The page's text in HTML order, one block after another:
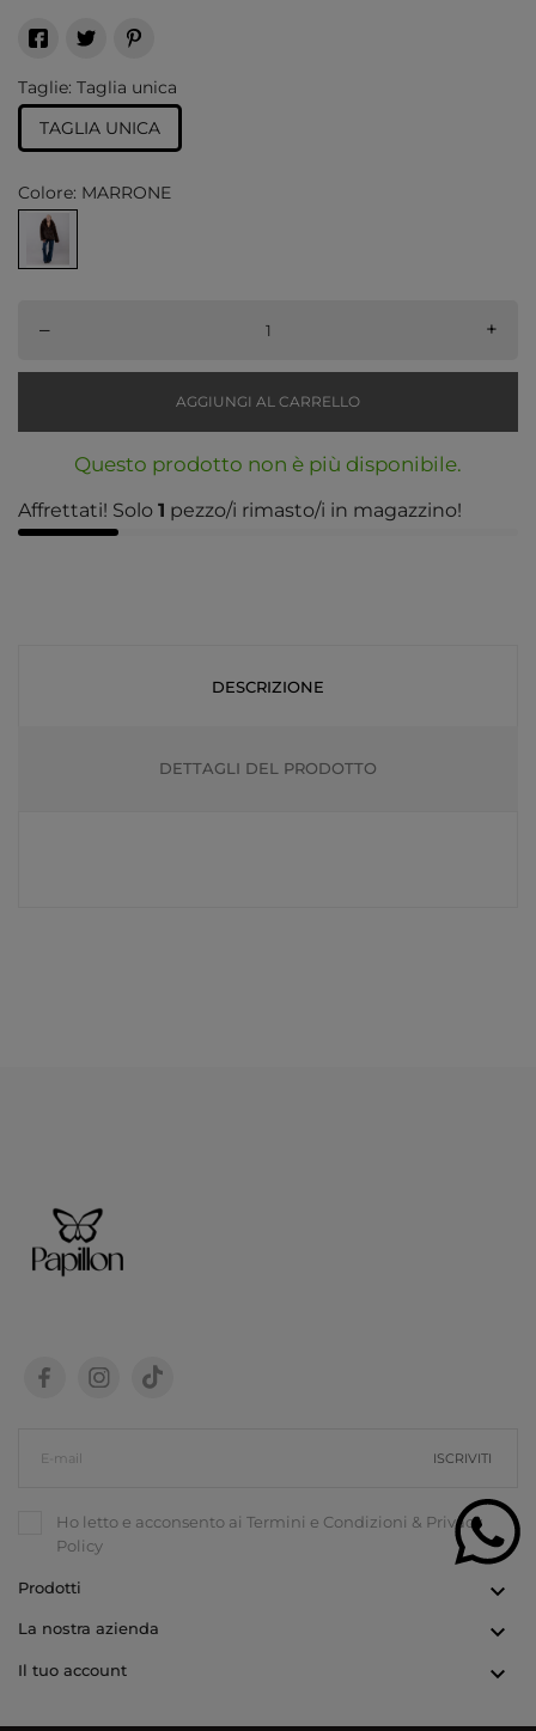
Taglie: Taglia unica
TAGLIA UNICA
Colore: MARRONE
– +
AGGIUNGI AL CARRELLO
Questo prodotto non è più disponibile.
Affrettati! Solo 1 pezzo/i rimasto/i in magazzino!
DESCRIZIONE
DETTAGLI DEL PRODOTTO
ISCRIVITI
Ho letto e acconsento ai Termini e Condizioni & Privacy
Policy
Prodotti 
La nostra azienda 
Il tuo account 